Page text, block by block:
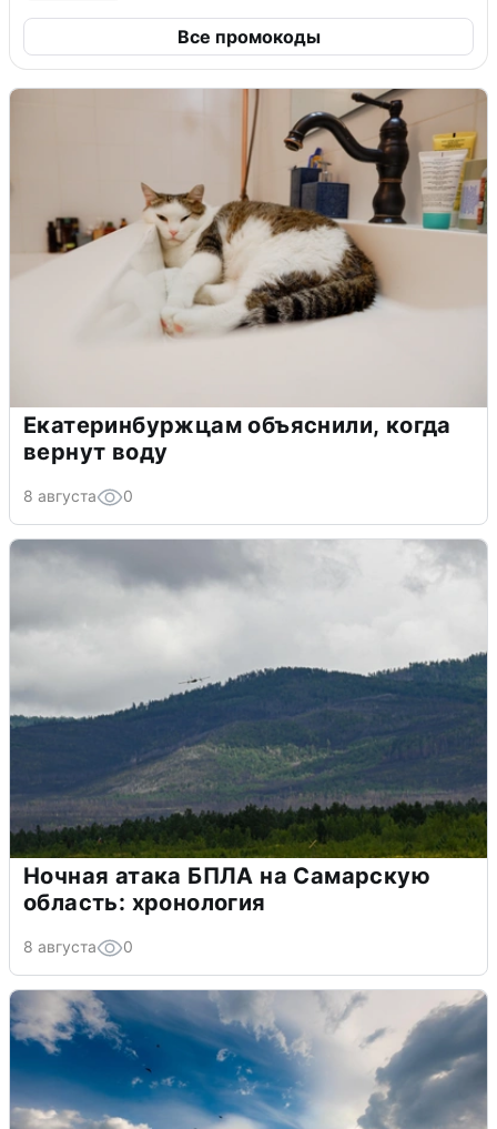
Все промокоды
Екатеринбуржцам объяснили, когда
вернут воду
8 августа 0
Ночная атака БПЛА на Самарскую
область: хронология
8 августа 0